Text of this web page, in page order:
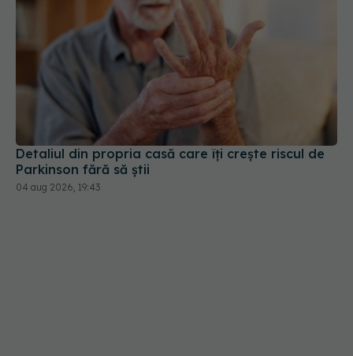
Detaliul din propria casă care îți crește riscul de
Parkinson fără să știi
04 aug 2026, 19:43